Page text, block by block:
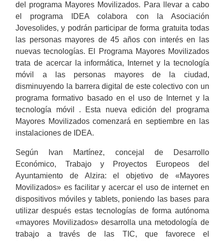
del programa Mayores Movilizados. Para llevar a cabo
el programa IDEA colabora con la Asociación
Jovesolides, y podrán participar de forma gratuita todas
las personas mayores de 45 años con interés en las
nuevas tecnologías. El Programa Mayores Movilizados
trata de acercar la informática, Internet y la tecnología
móvil a las personas mayores de la ciudad,
disminuyendo la barrera digital de este colectivo con un
programa formativo basado en el uso de Internet y la
tecnología móvil . Esta nueva edición del programa
Mayores Movilizados comenzará en septiembre en las
instalaciones de IDEA.
Según Ivan Martínez, concejal de Desarrollo
Económico, Trabajo y Proyectos Europeos del
Ayuntamiento de Alzira: el objetivo de «Mayores
Movilizados» es facilitar y acercar el uso de internet en
dispositivos móviles y tablets, poniendo las bases para
utilizar después estas tecnologías de forma autónoma
«mayores Movilizados» desarrolla una metodología de
trabajo a través de las TIC, que favorece el